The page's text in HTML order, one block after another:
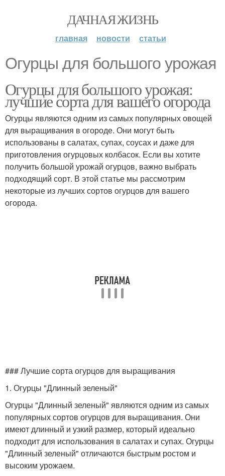
ДАЧНАЯ ЖИЗНЬ
главная новости статьи
Огурцы для большого урожая
Огурцы для большого урожая:
лучшие сорта для вашего огорода
Огурцы являются одним из самых популярных овощей
для выращивания в огороде. Они могут быть
использованы в салатах, супах, соусах и даже для
приготовления огурцовых колбасок. Если вы хотите
получить большой урожай огурцов, важно выбрать
подходящий сорт. В этой статье мы рассмотрим
некоторые из лучших сортов огурцов для вашего
огорода.
### Лучшие сорта огурцов для выращивания
1. Огурцы "Длинный зеленый"
Огурцы "Длинный зеленый" являются одним из самых
популярных сортов огурцов для выращивания. Они
имеют длинный и узкий размер, который идеально
подходит для использования в салатах и супах. Огурцы
"Длинный зеленый" отличаются быстрым ростом и
высоким урожаем.